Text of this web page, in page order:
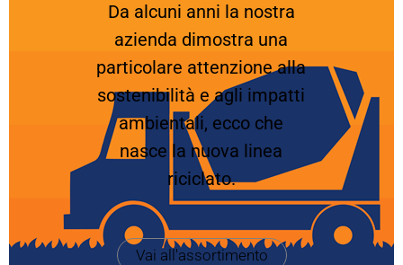
Da alcuni anni la nostra
azienda dimostra una
particolare attenzione alla
sostenibilità e agli impatti
ambientali, ecco che
nasce la nuova linea
riciclato.
Vai all'assortimento